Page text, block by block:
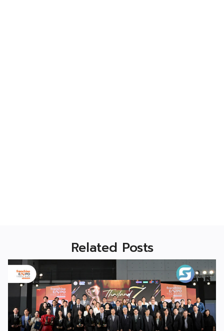
Related Posts